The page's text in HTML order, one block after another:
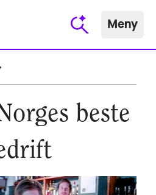
Meny
beste